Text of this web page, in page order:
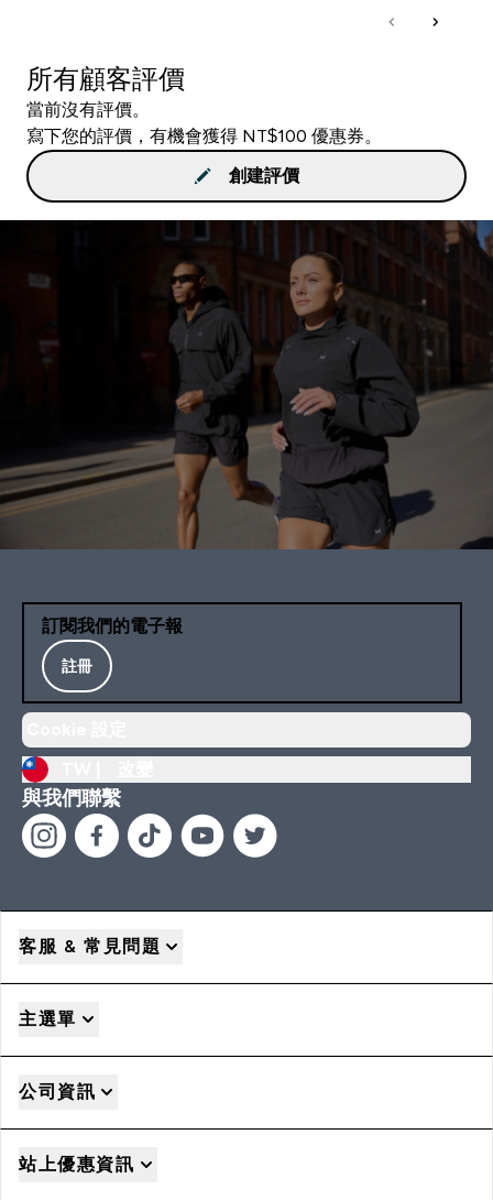
所有顧客評價
當前沒有評價。
寫下您的評價，有機會獲得 NT$100 優惠券。
創建評價
訂閱我們的電子報
註冊
與我們聯繫
客服 & 常見問題
主選單
公司資訊
站上優惠資訊